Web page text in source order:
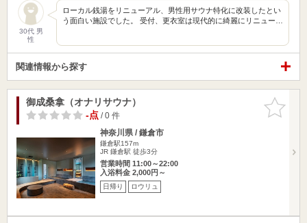
30代 男
性
ローカル銭湯をリニューアル、男性用サウナ特化に改装したとい
う面白い施設でした。 受付、更衣室は現代的に綺麗にリニュー…
関連情報から探す
お気に入
りに追加
御成桑拿（オナリサウナ）
-点/ 0 件
神奈川県 / 鎌倉市
鎌倉駅157m
JR 鎌倉駅 徒歩3分
営業時間 11:00～22:00
入浴料金 2,000円～
日帰り ロウリュ